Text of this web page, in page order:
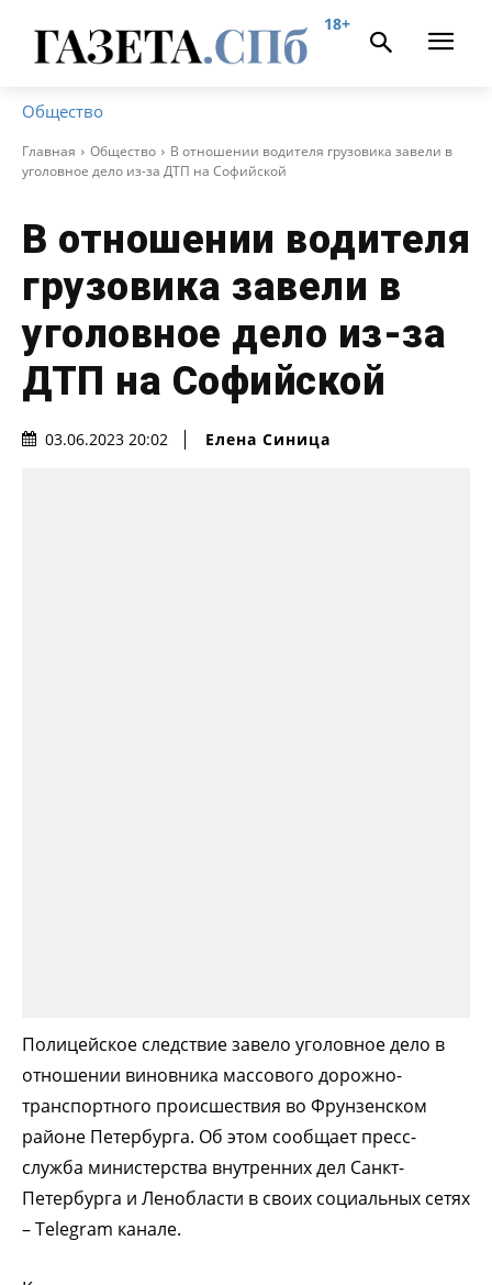
18+
Общество
Главная Общество
В отношении водителя грузовика завели в
уголовное дело из-за ДТП на Софийской
В отношении водителя
грузовика завели в
уголовное дело из-за
ДТП на Софийской
03.06.2023 20:02 Елена Синица
Полицейское следствие завело уголовное дело в
отношении виновника массового дорожно-
транспортного происшествия во Фрунзенском
районе Петербурга. Об этом сообщает пресс-
служба министерства внутренних дел Санкт-
Петербурга и Ленобласти в своих социальных сетях
– Telegram канале.